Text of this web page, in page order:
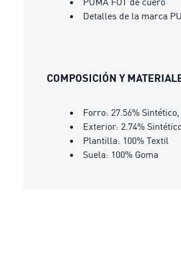
Detalles de la marca
COMPOSICIÓN Y
Forro: 27.56%
Exterior: 2.74%
Plantilla: 100% Textil
Suela: 100% Goma